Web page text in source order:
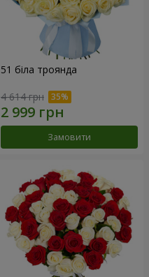
51 біла троянда
4 614 грн
Замовити